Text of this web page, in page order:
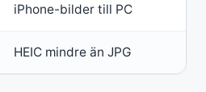
iPhone-bilder till PC
HEIC mindre än JPG